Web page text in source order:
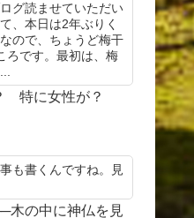
グ読ませていただい
、本日は2年ぶりく
ので、ちょうど梅干
ろです。最初は、梅
特に女性が？
も書くんですね。見
木の中に神仏を見